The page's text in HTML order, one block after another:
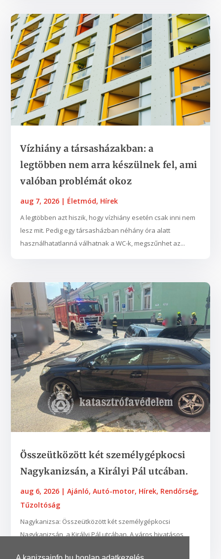
Vízhiány a társasházakban: a
legtöbben nem arra készülnek fel, ami
valóban problémát okoz
aug 7, 2026 | Életmód, Hírek
A legtöbben azt hiszik, hogy vízhiány esetén csak inni nem
lesz mit. Pedig egy társasházban néhány óra alatt
használhatatlanná válhatnak a WC-k, megszűnhet az...
Összeütközött két személygépkocsi
Nagykanizsán, a Királyi Pál utcában.
aug 6, 2026 |Ajánló,Autó-motor, Hírek, Rendőrség,
Tűzoltóság
Nagykanizsa: Összeütközött két személygépkocsi
Nagykanizsán, a Királyi Pál utcában. A város hivatásos